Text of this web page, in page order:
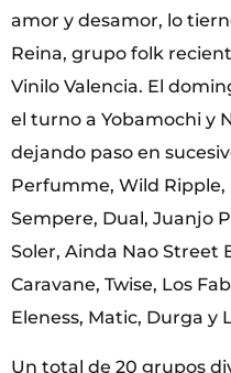
amor y desamor, lo
Reina, grupo folk
Vinilo Valencia. El
el turno a Yobamochi y
dejando paso en
Perfumme, Wild Ripple,
Sempere, Dual, Juanjo
Soler, Ainda Nao Street
Caravane, Twise, Los
Eleness, Matic, Durga y
Un total de 20 grupos